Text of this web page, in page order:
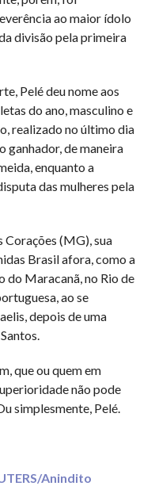
ao maior ídolo
divisão pela primeira
Pelé deu nome aos
do ano, masculino e
realizado no último dia
ganhador, de maneira
enquanto a
das mulheres pela
Corações (MG), sua
Brasil afora, como a
do Maracanã, no Rio de
ao se
depois de uma
que ou quem em
não pode
simplesmente, Pelé.
Anindito